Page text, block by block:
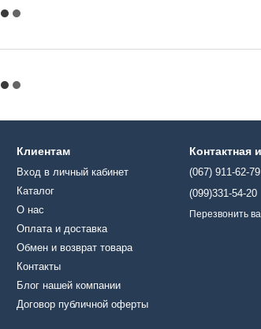
Клиентам
Вход в личный кабинет
Каталог
О нас
Оплата и доставка
Обмен и возврат товара
Контакты
Блог нашей компании
Договор публичной оферты
Контактная
(067) 911-62-79
(099)331-54-20
Перезвонить